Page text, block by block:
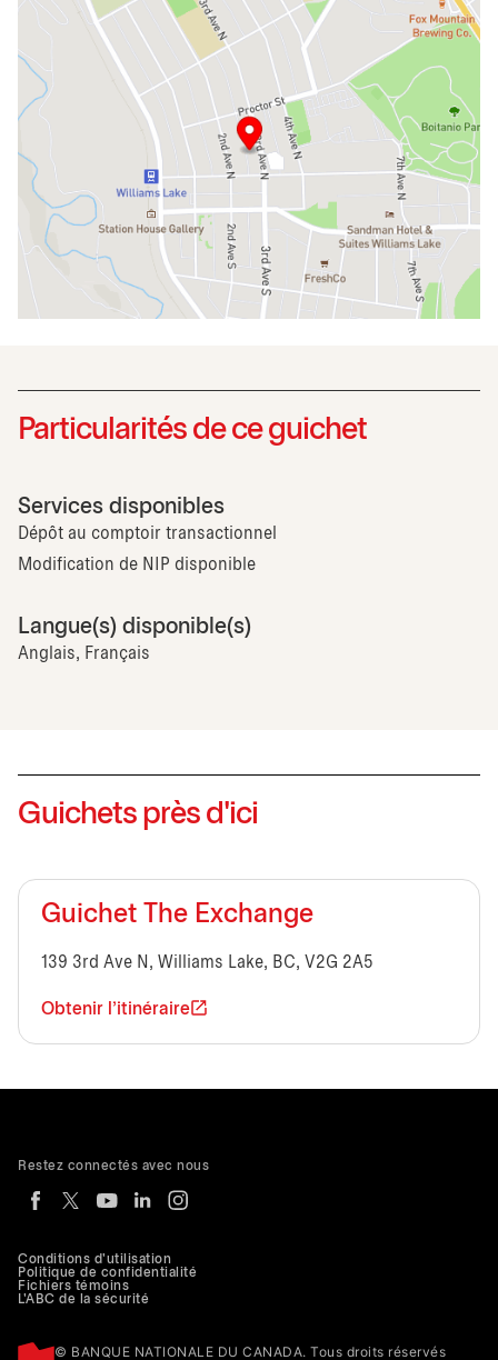
Particularités de ce guichet
Services disponibles
Dépôt au comptoir transactionnel
Modification de NIP disponible
Langue(s) disponible(s)
Anglais, Français
Guichets près d'ici
Guichet The Exchange
139 3rd Ave N, Williams Lake, BC, V2G 2A5
Obtenir l'itinéraire
Conditions d'utilisation
Politique de confidentialité
Fichiers témoins
L'ABC de la sécurité
© BANQUE NATIONALE DU CANADA. Tous droits réservés
Restez connectés avec nous